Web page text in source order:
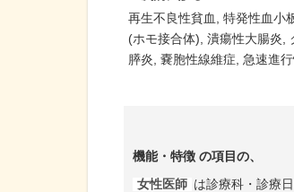
再生不良性貧血
特発性血小
(ホモ接合体) 潰瘍性大腸炎
膵炎 嚢胞性線維症 急速進
機能・特徴 の項目の、
女性医師 は診療科・診療